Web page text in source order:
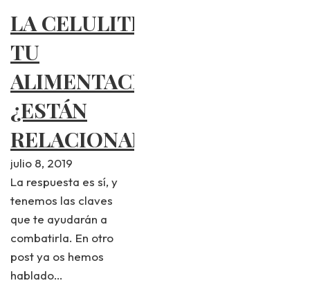
LA CELULITIS Y
TU
ALIMENTACIÓN,
¿ESTÁN
RELACIONADOS?
julio 8, 2019
La respuesta es sí, y
tenemos las claves
que te ayudarán a
combatirla. En otro
post ya os hemos
hablado…